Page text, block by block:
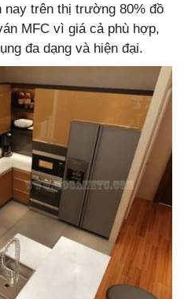
trên thị trường 80% đồ
MFC vì giá cả phù hợp,
đa dạng và hiện đại.